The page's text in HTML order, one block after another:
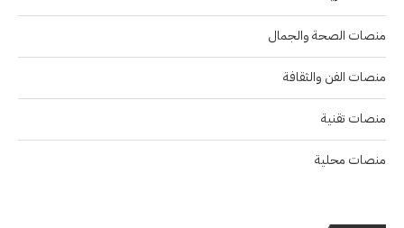
منصات الصحة والجمال
منصات الفن والثقافة
منصات تقنية
منصات محلية